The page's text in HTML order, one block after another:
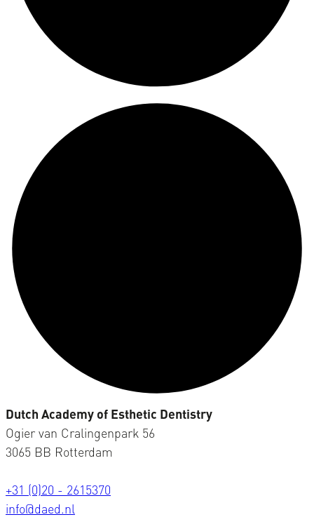
Dutch Academy of Esthetic Dentistry
Ogier van Cralingenpark 56
3065 BB Rotterdam
+31 (0)20 - 2615370
info@daed.nl